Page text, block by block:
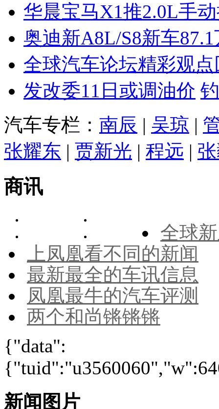
华晨宝马X1推2.0L手
奥迪新A8L/S8新车
全球汽车论坛精彩观点
发改委11日或调油价
汽车专栏： 南辰 | 吴琼 |
张耀东 | 贾新光 | 程远 |
商讯
全球
上凤凰看不同的新闻
最新最全的车讯信息
凤凰最牛的汽车评测
两个和尚锵锵锵
{"data":
新闻图片